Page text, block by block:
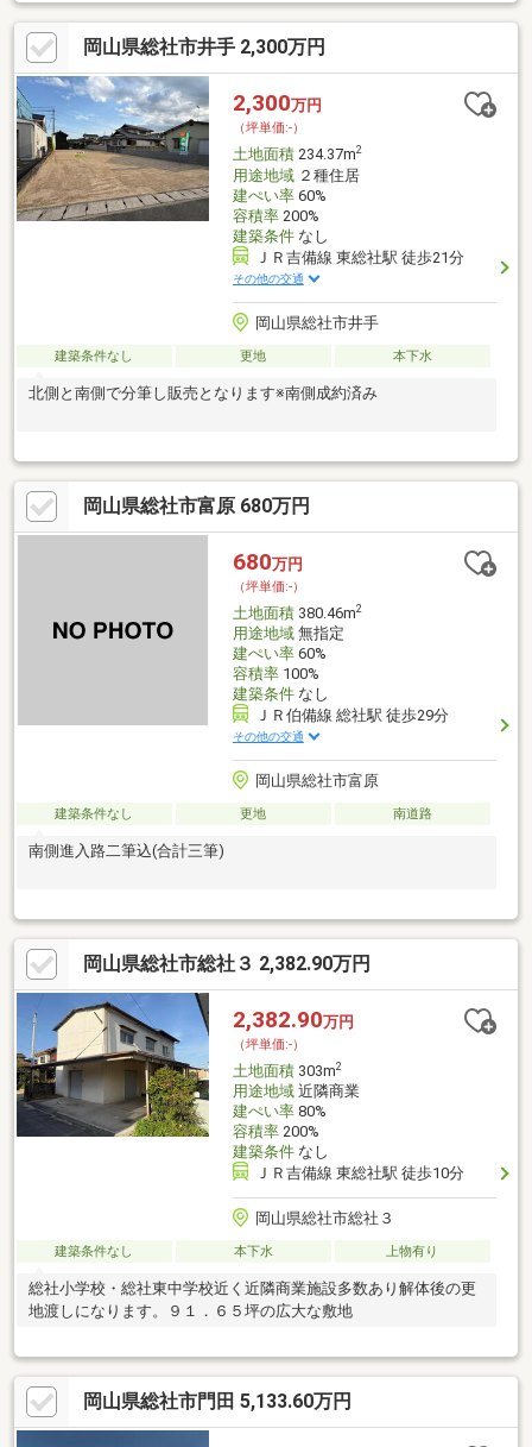
岡山県総社市井手 2,300万円
2,300万円
（坪単価:-）
土地面積234.37m2
用途地域２種住居
建ぺい率60%
容積率200%
建築条件なし
ＪＲ吉備線 東総社駅 徒歩21分
その他の交通
岡山県総社市井手
建築条件なし 更地 本下水
北側と南側で分筆し販売となります※南側成約済み
岡山県総社市富原 680万円
680万円
（坪単価:-）
土地面積380.46m2
用途地域無指定
建ぺい率60%
容積率100%
建築条件なし
ＪＲ伯備線 総社駅 徒歩29分
その他の交通
岡山県総社市富原
建築条件なし 更地 南道路
南側進入路二筆込(合計三筆)
岡山県総社市総社３ 2,382.90万円
2,382.90万円
（坪単価:-）
土地面積303m2
用途地域近隣商業
建ぺい率80%
容積率200%
建築条件なし
ＪＲ吉備線 東総社駅 徒歩10分
岡山県総社市総社３
建築条件なし 本下水 上物有り
総社小学校・総社東中学校近く近隣商業施設多数あり解体後の更
地渡しになります。９１．６５坪の広大な敷地
岡山県総社市門田 5,133.60万円